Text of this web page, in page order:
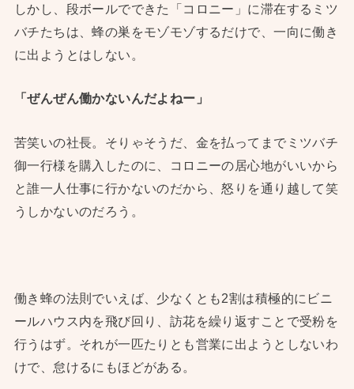
しかし、段ボールでできた「コロニー」に滞在するミツ
バチたちは、蜂の巣をモゾモゾするだけで、一向に働き
に出ようとはしない。
「ぜんぜん働かないんだよねー」
苦笑いの社長。そりゃそうだ、金を払ってまでミツバチ
御一行様を購入したのに、コロニーの居心地がいいから
と誰一人仕事に行かないのだから、怒りを通り越して笑
うしかないのだろう。
働き蜂の法則でいえば、少なくとも2割は積極的にビニ
ールハウス内を飛び回り、訪花を繰り返すことで受粉を
行うはず。それが一匹たりとも営業に出ようとしないわ
けで、怠けるにもほどがある。